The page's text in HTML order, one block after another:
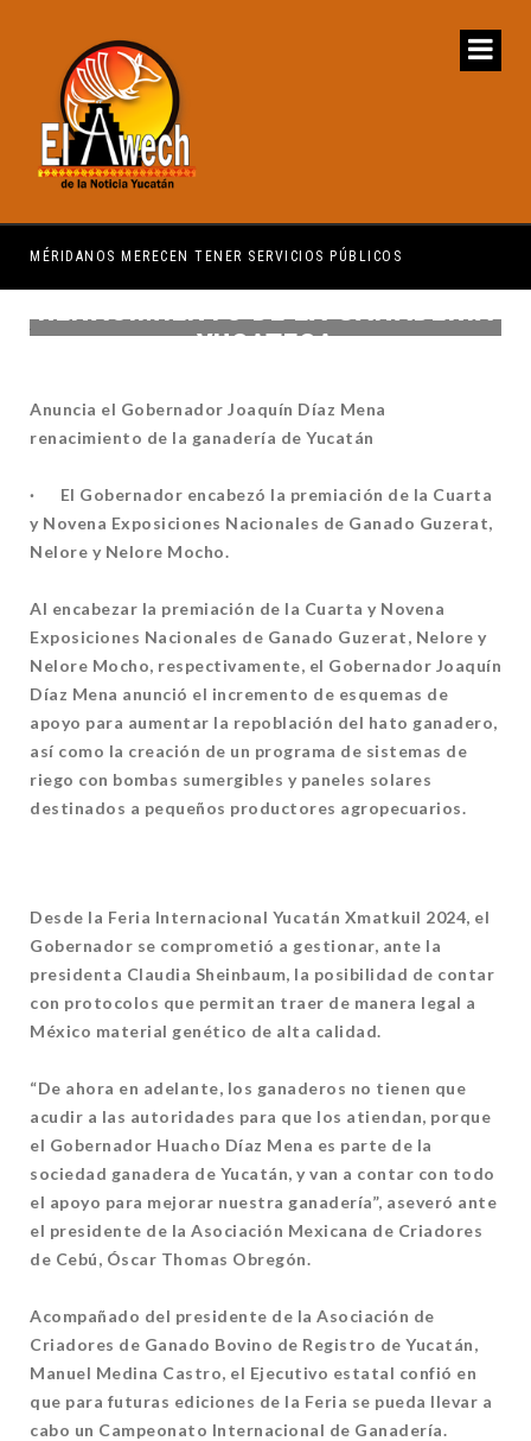
TENER SERVICIOS PÚBLICOS PRIMER CONGRESO
RENACIMIENTO DE LA GANADERIA
YUCATECA
Anuncia el Gobernador Joaquín Díaz Mena
renacimiento de la ganadería de Yucatán
· El Gobernador encabezó la premiación de la Cuarta
y Novena Exposiciones Nacionales de Ganado Guzerat,
Nelore y Nelore Mocho.
Al encabezar la premiación de la Cuarta y Novena
Exposiciones Nacionales de Ganado Guzerat, Nelore y
Nelore Mocho, respectivamente, el Gobernador Joaquín
Díaz Mena anunció el incremento de esquemas de
apoyo para aumentar la repoblación del hato ganadero,
así como la creación de un programa de sistemas de
riego con bombas sumergibles y paneles solares
destinados a pequeños productores agropecuarios.
Desde la Feria Internacional Yucatán Xmatkuil 2024, el
Gobernador se comprometió a gestionar, ante la
presidenta Claudia Sheinbaum, la posibilidad de contar
con protocolos que permitan traer de manera legal a
México material genético de alta calidad.
“De ahora en adelante, los ganaderos no tienen que
acudir a las autoridades para que los atiendan, porque
el Gobernador Huacho Díaz Mena es parte de la
sociedad ganadera de Yucatán, y van a contar con todo
el apoyo para mejorar nuestra ganadería”, aseveró ante
el presidente de la Asociación Mexicana de Criadores
de Cebú, Óscar Thomas Obregón.
Acompañado del presidente de la Asociación de
Criadores de Ganado Bovino de Registro de Yucatán,
Manuel Medina Castro, el Ejecutivo estatal confió en
que para futuras ediciones de la Feria se pueda llevar a
cabo un Campeonato Internacional de Ganadería.